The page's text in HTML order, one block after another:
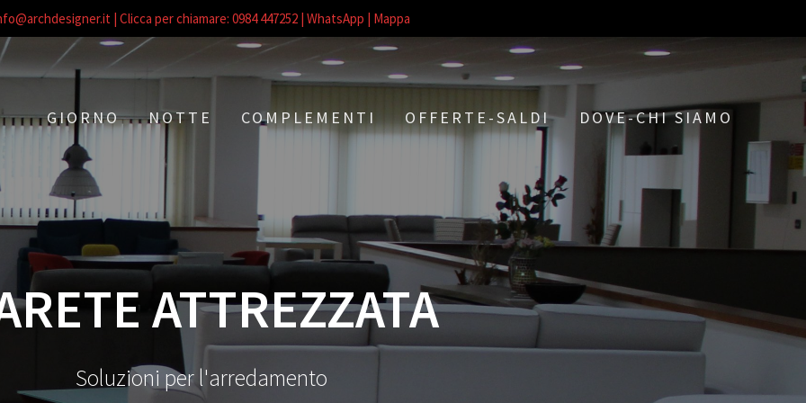
GIORNO
NOTTE COMPLEMENTI OFFERTE-SALDI DOVE-CHI SIAMO
ATTREZZATA
Soluzioni per l'arredamento
| Clicca per chiamare: 0984 447252 | WhatsApp | Mappa